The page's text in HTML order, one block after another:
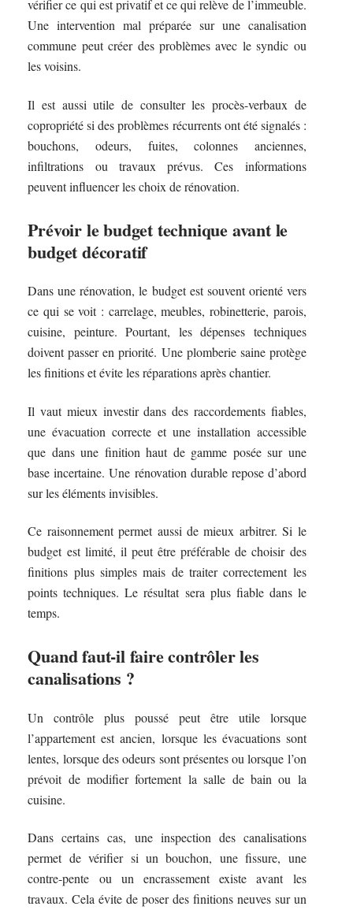
vérifier ce qui est privatif et ce qui relève de l’immeuble.
Une intervention mal préparée sur une canalisation
commune peut créer des problèmes avec le syndic ou
les voisins.
Il est aussi utile de consulter les procès-verbaux de
copropriété si des problèmes récurrents ont été signalés :
bouchons, odeurs, fuites, colonnes anciennes,
infiltrations ou travaux prévus. Ces informations
peuvent influencer les choix de rénovation.
Prévoir le budget technique avant le
budget décoratif
Dans une rénovation, le budget est souvent orienté vers
ce qui se voit : carrelage, meubles, robinetterie, parois,
cuisine, peinture. Pourtant, les dépenses techniques
doivent passer en priorité. Une plomberie saine protège
les finitions et évite les réparations après chantier.
Il vaut mieux investir dans des raccordements fiables,
une évacuation correcte et une installation accessible
que dans une finition haut de gamme posée sur une
base incertaine. Une rénovation durable repose d’abord
sur les éléments invisibles.
Ce raisonnement permet aussi de mieux arbitrer. Si le
budget est limité, il peut être préférable de choisir des
finitions plus simples mais de traiter correctement les
points techniques. Le résultat sera plus fiable dans le
temps.
Quand faut-il faire contrôler les
canalisations ?
Un contrôle plus poussé peut être utile lorsque
l’appartement est ancien, lorsque les évacuations sont
lentes, lorsque des odeurs sont présentes ou lorsque l’on
prévoit de modifier fortement la salle de bain ou la
cuisine.
Dans certains cas, une inspection des canalisations
permet de vérifier si un bouchon, une fissure, une
contre-pente ou un encrassement existe avant les
travaux. Cela évite de poser des finitions neuves sur un